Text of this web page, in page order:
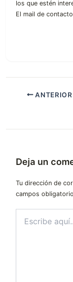
los que estén
El mail de
ANTERIOR
Deja un
Tu dirección de
campos
aquí...